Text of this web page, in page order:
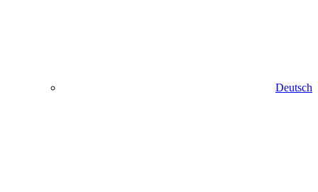
Deutsch